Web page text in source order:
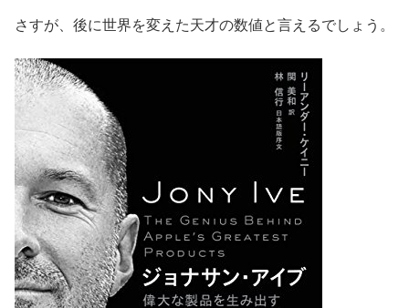
さすが、後に世界を変えた天才の数値と言えるでしょう。